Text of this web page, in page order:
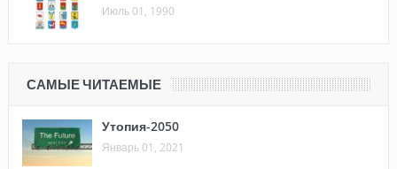
Июль 01, 1990
САМЫЕ ЧИТАЕМЫЕ
Утопия-2050
Январь 01, 2021